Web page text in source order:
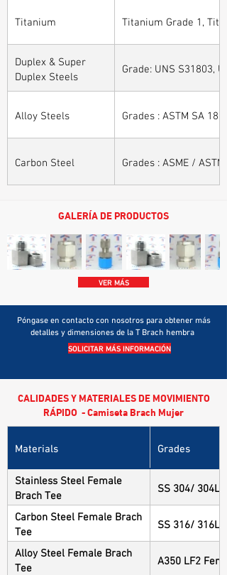
Titanium Titanium Grade 1,
Duplex & Super
Duplex Steels
Grade: UNS S31803,
Alloy Steels Grades : ASTM SA
Carbon Steel Grades : ASME /
GALERÍA DE PRODUCTOS
VER MÁS
Póngase en contacto con nosotros para obtener más
detalles y dimensiones de la T Brach hembra
SOLICITAR MÁS INFORMACIÓN
CALIDADES Y MATERIALES DE MOVIMIENTO
RÁPIDO - Camiseta Brach Mujer
Materials Grades
Stainless Steel Female
Brach Tee
SS 304/ 304L
Carbon Steel Female Brach
Tee
SS 316/ 316L
Alloy Steel Female Brach
Tee
A350 LF2